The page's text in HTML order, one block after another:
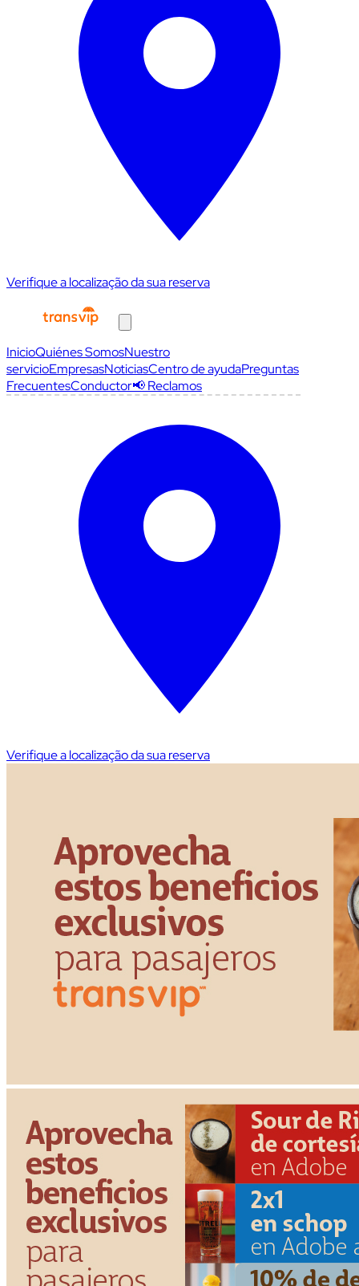
Verifique a localização da sua reserva
InicioQuiénes SomosNuestro
servicioEmpresasNoticiasCentro de ayudaPreguntas
FrecuentesConductor📢 Reclamos
Verifique a localização da sua reserva